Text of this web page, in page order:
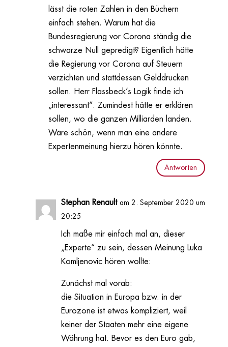
lässt die roten Zahlen in den Büchern
einfach stehen. Warum hat die
Bundesregierung vor Corona ständig die
schwarze Null gepredigt? Eigentlich hätte
die Regierung vor Corona auf Steuern
verzichten und stattdessen Gelddrucken
sollen. Herr Flassbeck’s Logik finde ich
„interessant“. Zumindest hätte er erklären
sollen, wo die ganzen Milliarden landen.
Wäre schön, wenn man eine andere
Expertenmeinung hierzu hören könnte.
Antworten
Stephan Renault am 2. September 2020 um
20:25
Ich maße mir einfach mal an, dieser
„Experte“ zu sein, dessen Meinung Luka
Komljenovic hören wollte:
Zunächst mal vorab:
die Situation in Europa bzw. in der
Eurozone ist etwas kompliziert, weil
keiner der Staaten mehr eine eigene
Währung hat. Bevor es den Euro gab,